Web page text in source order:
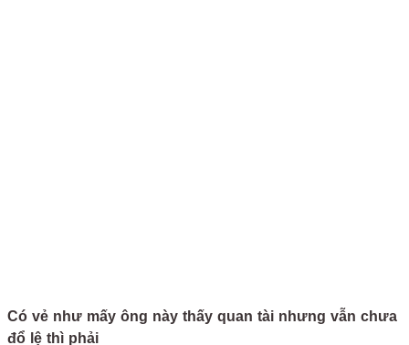
Có vẻ như mấy ông này thấy quan tài nhưng vẫn chưa
đổ lệ thì phải